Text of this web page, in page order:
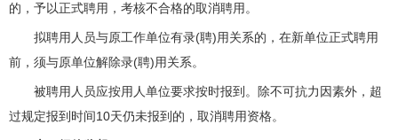
的，予以正式聘用，考核不合格的取消聘用。
拟聘用人员与原工作单位有录(聘)用关系的，在新单位正式聘用
前，须与原单位解除录(聘)用关系。
被聘用人员应按用人单位要求按时报到。除不可抗力因素外，超
过规定报到时间10天仍未报到的，取消聘用资格。